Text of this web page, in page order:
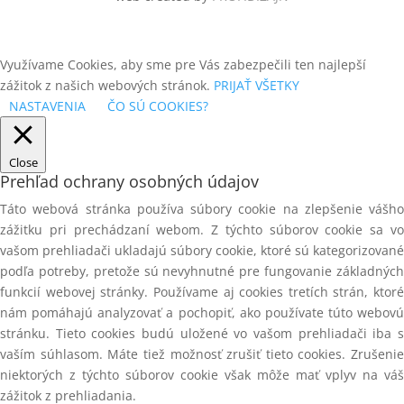
ZÁVITOVÉ TYČE - pevnostná
trieda 4.8
ZÁVITOVÉ TYČE - pevnostná
trieda 8.8
ZÁVITOVÉ TYČE METRICKÉ
DIN975
ZÁVITOVÉ TYČE NEREZOVÉ A2
ZÁVITOVÉ TYČE TRAPÉZOVÉ
DIN103
ZNAČENIE DREVENÝCH PALIET
ZOŠÍVAČKY NA KARTÓNY
FERMACELL V PÁSE
SKRUTKY UNIVERZÁLNE
záp.hlava, čiastočný závit, žltý
zinok,TORX
ŠPECIÁLNE NÁRADIE
ŠPECIÁLNE PRÍSTROJE
ŠPECIÁLNE SPOJOVAČE
ŠPIRÁLOVÉ HADICE
SPONA TYP 11
SPONA TYP 53
HRUBÉ SPONY
Využívame Cookies, aby sme pre Vás zabezpečili ten najlepší
zážitok z našich webových stránok. PRIJAŤ VŠETKY
NASTAVENIA
ČO SÚ COOKIES?
Close
Prehľad ochrany osobných údajov
Táto webová stránka používa súbory cookie na zlepšenie vášho
zážitku pri prechádzaní webom. Z týchto súborov cookie sa vo
vašom prehliadači ukladajú súbory cookie, ktoré sú kategorizované
podľa potreby, pretože sú nevyhnutné pre fungovanie základných
funkcií webovej stránky. Používame aj cookies tretích strán, ktoré
nám pomáhajú analyzovať a pochopiť, ako používate túto webovú
stránku. Tieto cookies budú uložené vo vašom prehliadači iba s
vaším súhlasom. Máte tiež možnosť zrušiť tieto cookies. Zrušenie
niektorých z týchto súborov cookie však môže mať vplyv na váš
zážitok z prehliadania.